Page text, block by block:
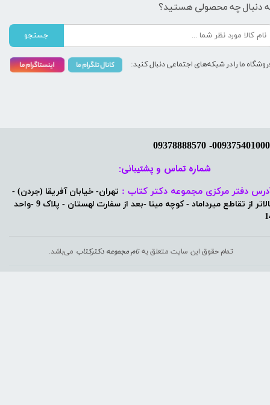
دفتر مرکزی مجموعه دکتر کتاب : تهران- خیابان آفریقا (جردن) -
بالاتر از تقاطع میرداماد - کوچه مینا -بعد از سفارت لهستان - پلاک 9 -واحد
تمام حقوق این سایت متعلق بهنام مجموعه دکترکتاب می‌باشد.
شماره تماس و پشتیبانی: ​​​​​​​
دنبال چه محصولی هستید؟
جستجو
ما را در شبکه‌های اجتماعی دنبال کنید: